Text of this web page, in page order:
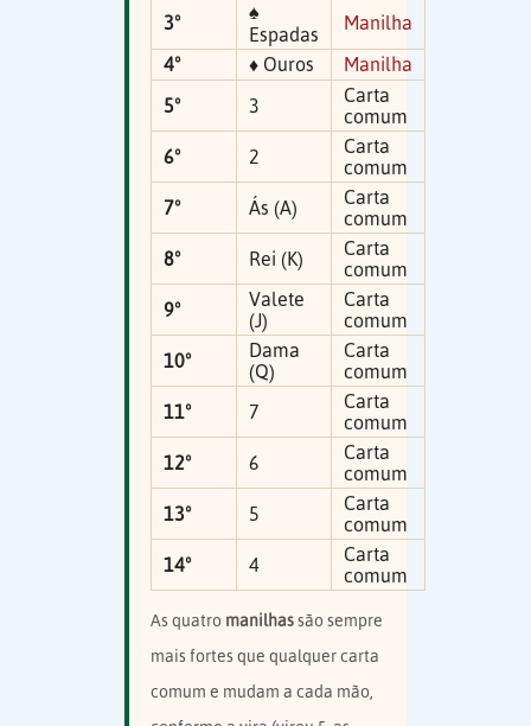
3º
♠
Espadas
Manilha
4º
♦ Ouros
Manilha
5º
3
Carta
comum
6º
2
Carta
comum
7º
Ás (A)
Carta
comum
8º
Rei (K)
Carta
comum
9º
Valete
(J)
Carta
comum
10º
Dama
(Q)
Carta
comum
11º
7
Carta
comum
12º
6
Carta
comum
13º
5
Carta
comum
14º
4
Carta
comum
As quatro manilhassão sempre
mais fortes que qualquer carta
comum e mudam a cada mão,